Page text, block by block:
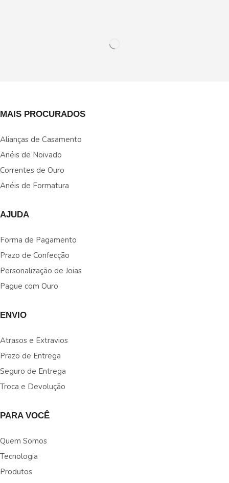
MAIS PROCURADOS
Alianças de Casamento
Anéis de Noivado
Correntes de Ouro
Anéis de Formatura
AJUDA
Forma de Pagamento
Prazo de Confecção
Personalização de Joias
Pague com Ouro
ENVIO
Atrasos e Extravios
Prazo de Entrega
Seguro de Entrega
Troca e Devolução
PARA VOCÊ
Quem Somos
Tecnologia
Produtos